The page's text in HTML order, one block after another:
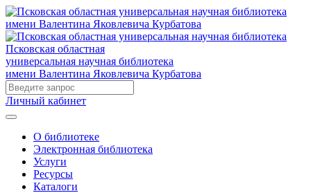
Псковская областная
универсальная научная библиотека
имени Валентина Яковлевича Курбатова
Личный кабинет
О библиотеке
Электронная библиотека
Услуги
Ресурсы
Каталоги